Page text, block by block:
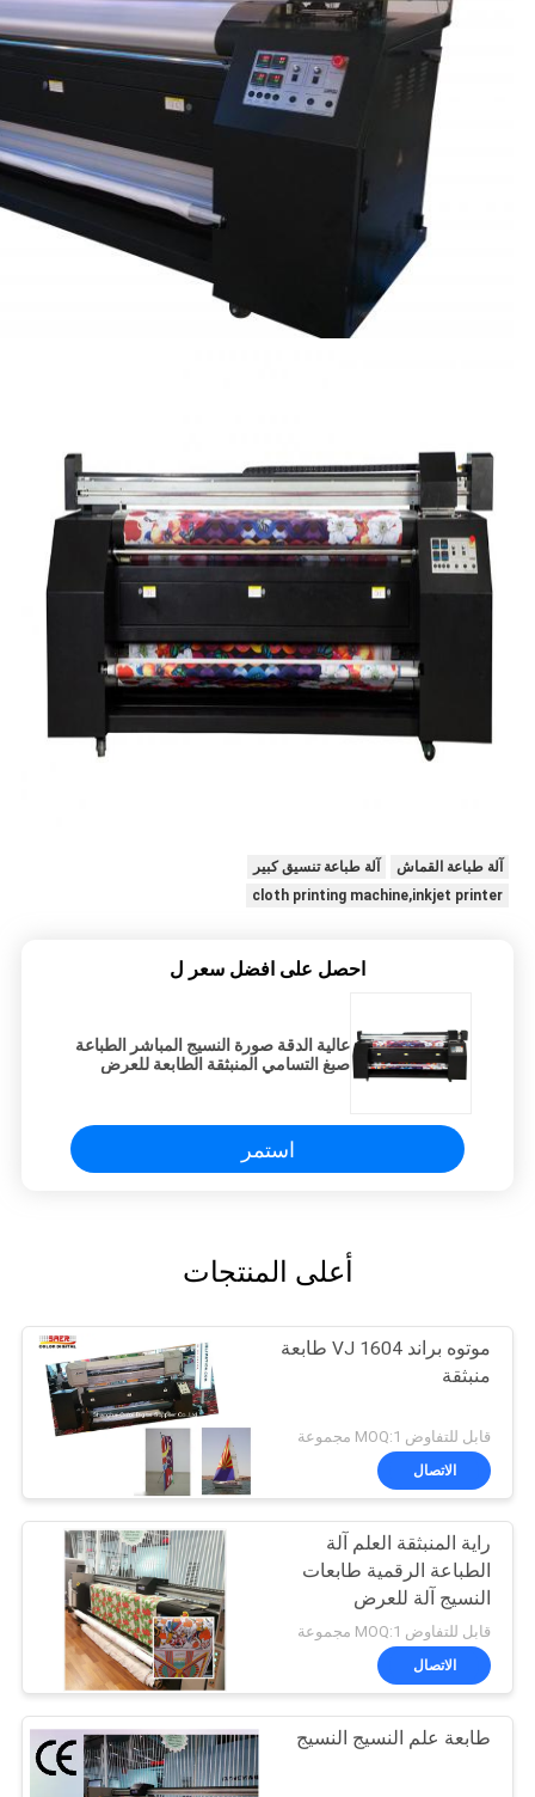
آلة طباعة القماش
آلة طباعة تنسيق كبير
cloth printing machine,inkjet printer
احصل على افضل سعر ل
عالية الدقة صورة النسيج المباشر الطباعة
صبغ التسامي المنبثقة الطابعة للعرض
استمر
أعلى المنتجات
موتوه براند VJ 1604 طابعة
منبثقة
قابل للتفاوض MOQ:1 مجموعة
الاتصال
راية المنبثقة العلم آلة
الطباعة الرقمية طابعات
النسيج آلة للعرض
قابل للتفاوض MOQ:1 مجموعة
الاتصال
طابعة علم النسيج النسيج